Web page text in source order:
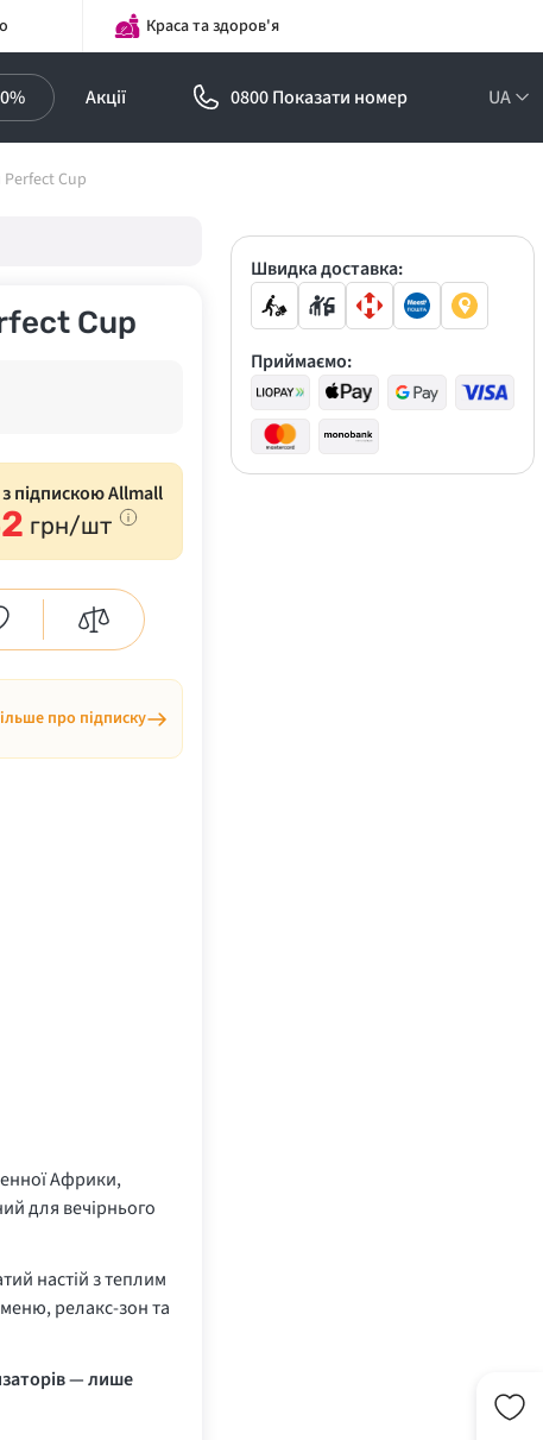
Краса та здоров'я
Акції 0800 Показати номер UA
Cup
Cup
з підпискою Allmall
грн/шт
про підписку
Африки,
для вечірнього
настій з теплим
релакс-зон та
— лише
Знижки до -30%
Швидка доставка:
Приймаємо: